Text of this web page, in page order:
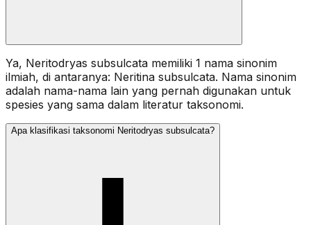
Ya, Neritodryas subsulcata memiliki 1 nama sinonim
ilmiah, di antaranya: Neritina subsulcata. Nama sinonim
adalah nama-nama lain yang pernah digunakan untuk
spesies yang sama dalam literatur taksonomi.
Apa klasifikasi taksonomi Neritodryas subsulcata?